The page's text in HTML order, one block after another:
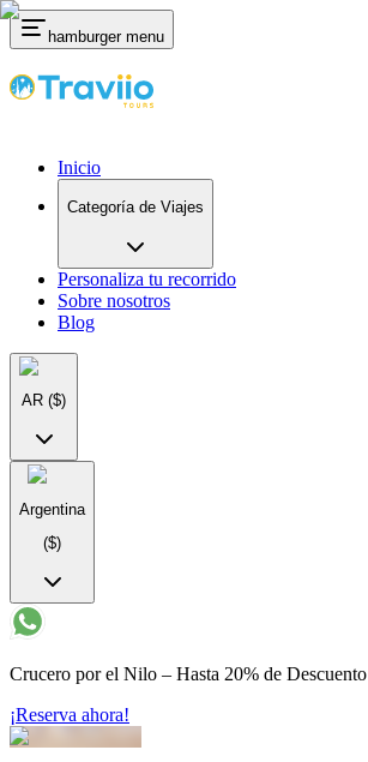
hamburger menu
Inicio
Categoría de Viajes
Personaliza tu recorrido
Sobre nosotros
Blog
AR ($)
Argentina
($)
Crucero por el Nilo – Hasta 20% de Descuento
¡Reserva ahora!